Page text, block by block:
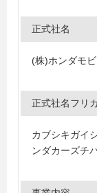
正式社名
(株)ホンダモ
正式社名フリ
カブシキガイ
ンダカーズチ